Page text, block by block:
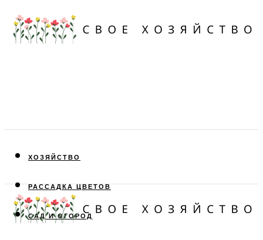
ХОЗЯЙСТВО
РАССАДКА ЦВЕТОВ
САД И ОГОРОД